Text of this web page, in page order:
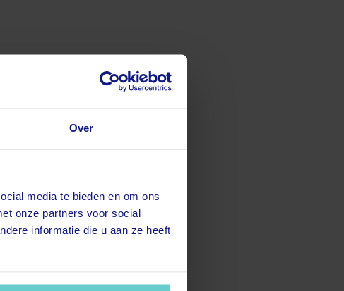
Over
media te bieden en om ons
onze partners voor social
informatie die u aan ze heeft